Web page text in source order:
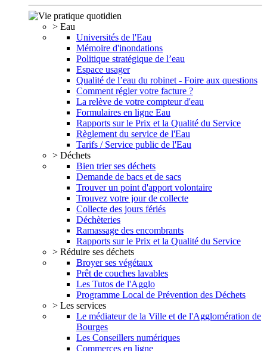
> Eau
Universités de l'Eau
Mémoire d'inondations
Politique stratégique de l’eau
Espace usager
Qualité de l’eau du robinet - Foire aux questions
Comment régler votre facture ?
La relève de votre compteur d'eau
Formulaires en ligne Eau
Rapports sur le Prix et la Qualité du Service
Règlement du service de l'Eau
Tarifs / Service public de l'Eau
> Déchets
Bien trier ses déchets
Demande de bacs et de sacs
Trouver un point d'apport volontaire
Trouvez votre jour de collecte
Collecte des jours fériés
Déchèteries
Ramassage des encombrants
Rapports sur le Prix et la Qualité du Service
> Réduire ses déchets
Broyer ses végétaux
Prêt de couches lavables
Les Tutos de l'Agglo
Programme Local de Prévention des Déchets
> Les services
Le médiateur de la Ville et de l'Agglomération de
Bourges
Les Conseillers numériques
Commerces en ligne